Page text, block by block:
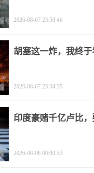
2026-08-07 23:50:46
胡塞这一炸，我终
2026-08-07 23:54:35
印度豪赌千亿卢比，
2026-08-08 00:00:53